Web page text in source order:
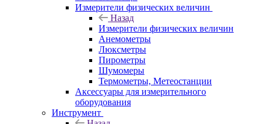
Измерители физических величин
Назад
Измерители физических величин
Анемометры
Люксметры
Пирометры
Шумомеры
Термометры, Метеостанции
Аксессуары для измерительного
оборудования
Инструмент